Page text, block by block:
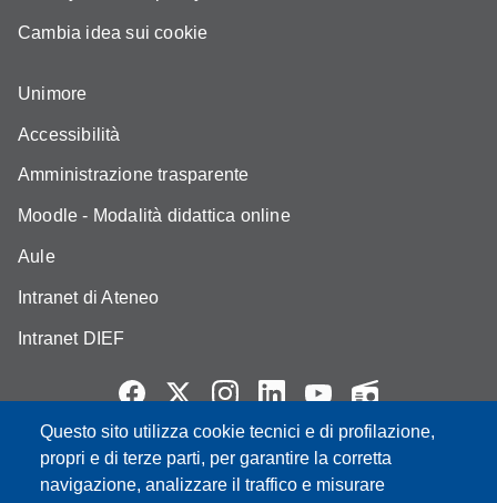
Questo sito utilizza cookie tecnici e di profilazione,
propri e di terze parti, per garantire la corretta
navigazione, analizzare il traffico e misurare
Cambia idea sui cookie
Unimore
Accessibilità
Amministrazione trasparente
Moodle - Modalità didattica online
Aule
Intranet di Ateneo
Intranet DIEF
Partita IVA: 00427620364
e-mail: urp@unimore.it